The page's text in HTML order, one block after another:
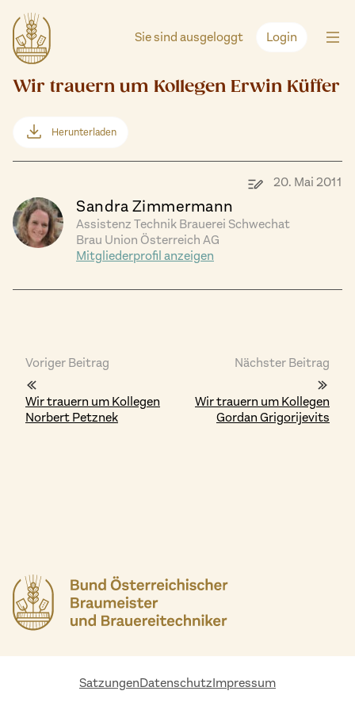
Zum
Inhalt
springen
Sie sind ausgeloggt Login
Wir trauern um Kollegen Erwin Küffer
Herunterladen
20. Mai 2011
Sandra Zimmermann
Assistenz Technik Brauerei Schwechat
Brau Union Österreich AG
Mitgliederprofil anzeigen
Voriger Beitrag
Wir trauern um Kollegen
Norbert Petznek
Nächster Beitrag
Wir trauern um Kollegen
Gordan Grigorijevits
SatzungenDatenschutzImpressum